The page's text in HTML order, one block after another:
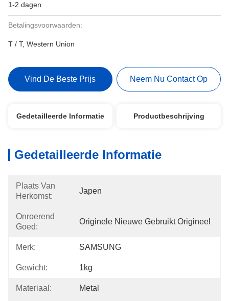
1-2 dagen
Betalingsvoorwaarden:
T / T, Western Union
Vind De Beste Prijs Neem Nu Contact Op
Gedetailleerde Informatie Productbeschrijving
Gedetailleerde Informatie
Plaats Van
Herkomst:
Japen
Onroerend
Goed:
Originele Nieuwe Gebruikt Origineel
Merk: SAMSUNG
Gewicht: 1kg
Materiaal: Metal